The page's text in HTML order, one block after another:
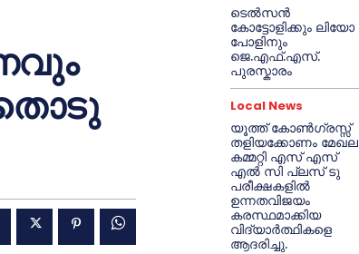
തൊടു
ടെൽസൻ
കോട്ടോളിക്കും ലിയോ
പോളിനും
ജെ.എഫ്.എസ്.
പുരസ്കാരം
Local News
യൂത്ത് കോൺഗ്രസ്സ്
തളിയക്കോണം മേഖല
കമ്മറ്റി എസ് എസ്
എൽ സി പ്ലസ് ടു
പരീക്ഷകളിൽ
ഉന്നതവിജയം
കരസ്ഥമാക്കിയ
വിദ്യാർത്ഥികളെ
ആദരിച്ചു.